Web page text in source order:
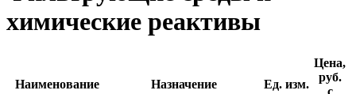
химические реактивы
Наименование Назначение Ед. изм.
Цена,
руб.
с